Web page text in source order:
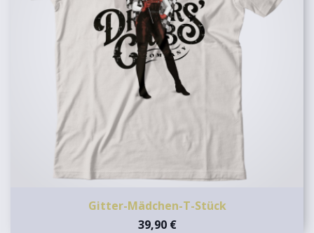
Gitter-Mädchen-T-Stück
39,90 €